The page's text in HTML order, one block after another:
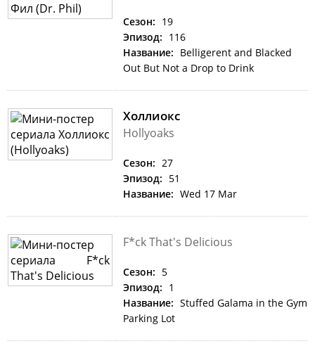
Сезон: 19
Эпизод: 116
Название: Belligerent and Blacked
Out But Not a Drop to Drink
Холлиокс
Hollyoaks
Сезон: 27
Эпизод: 51
Название: Wed 17 Mar
F*ck That's Delicious
Сезон: 5
Эпизод: 1
Название: Stuffed Galama in the Gym
Parking Lot